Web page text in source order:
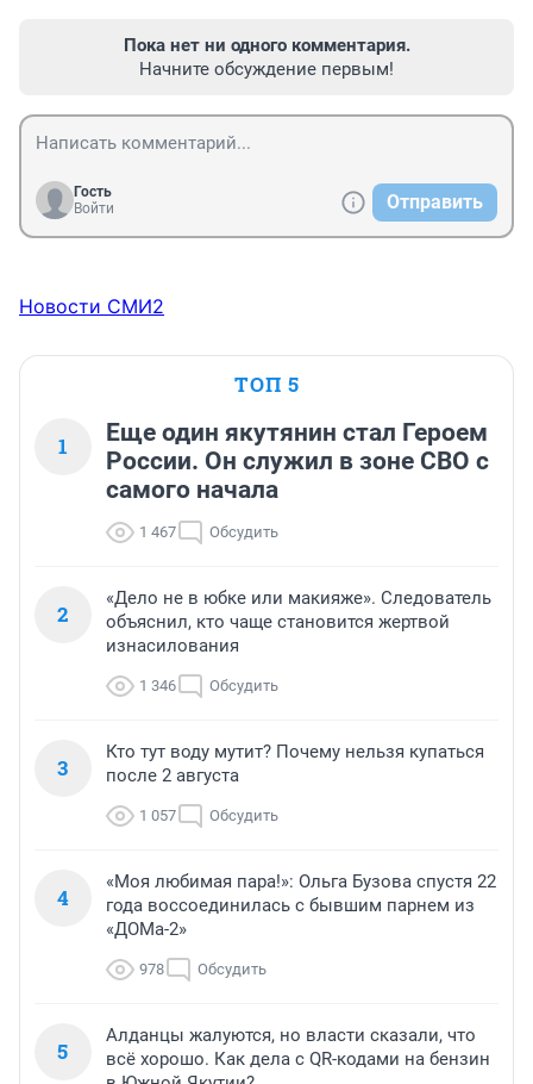
Пока нет ни одного комментария.
Начните обсуждение первым!
Гость
Войти
Отправить
Новости СМИ2
ТОП 5
1
Еще один якутянин стал Героем
России. Он служил в зоне СВО с
самого начала
1 467 Обсудить
2
«Дело не в юбке или макияже». Следователь
объяснил, кто чаще становится жертвой
изнасилования
1 346 Обсудить
3
Кто тут воду мутит? Почему нельзя купаться
после 2 августа
1 057 Обсудить
4
«Моя любимая пара!»: Ольга Бузова спустя 22
года воссоединилась с бывшим парнем из
«ДОМа-2»
978 Обсудить
5
Алданцы жалуются, но власти сказали, что
всё хорошо. Как дела с QR-кодами на бензин